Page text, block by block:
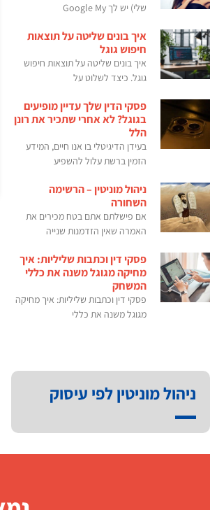
שלי) יש לך Google My
איך בונים שליטה על תוצאות
חיפוש גוגל
איך בונים שליטה על תוצאות חיפוש
גוגל. כיצד לשלוט על
פסקי הדין שלך עדיין מופיעים
בגוגל? לא אחרי שתכיר את רונן
הלל
בעידן הדיגיטלי בו אנו חיים, המידע
הזמין ברשת עלול להשפיע
ניהול מוניטין – הרשימה
השחורה
אם פישלתם אתם בטח מכירים את
האמרה שאין הזדמנות שנייה
פסקי דין וכתבות שליליות: איך
מחיקה מגוגל משנה את כללי
המשחק
פסקי דין וכתבות שליליות: איך מחיקה
מגוגל משנה את כללי
ניהול מוניטין לפי עיסוק